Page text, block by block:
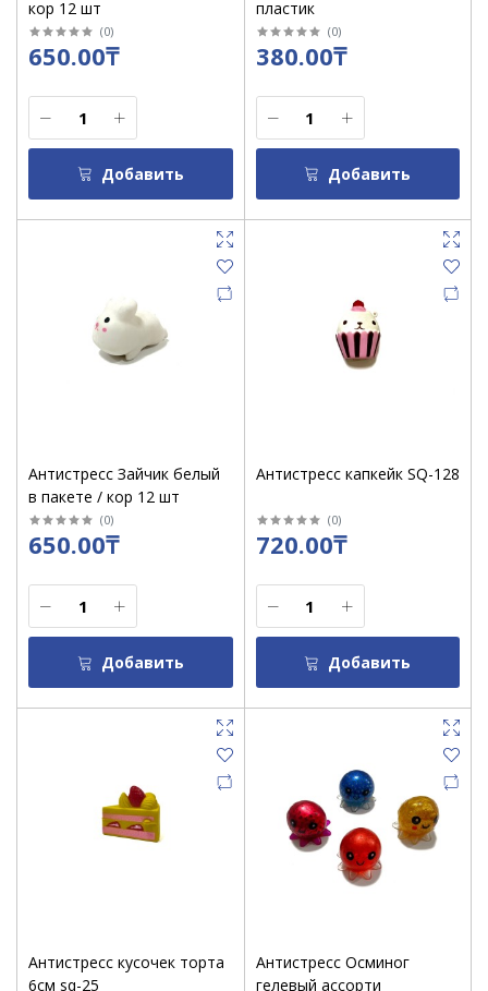
кор 12 шт
(0)
650.00₸
Добавить
пластик
(0)
380.00₸
Добавить
Антистресс Зайчик белый
в пакете / кор 12 шт
(0)
650.00₸
Добавить
Антистресс капкейк SQ-128
(0)
720.00₸
Добавить
Антистресс кусочек торта
6см sq-25
Антистресс Осминог
гелевый ассорти